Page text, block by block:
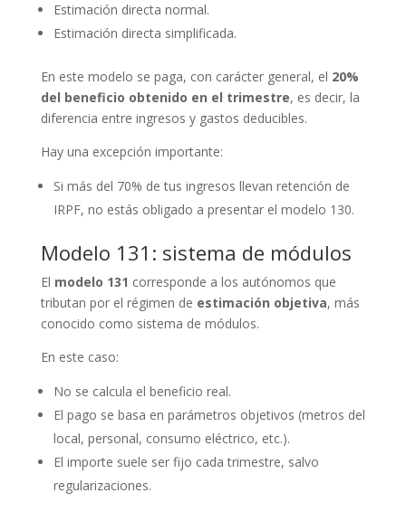
Estimación directa normal.
Estimación directa simplificada.
En este modelo se paga, con carácter general, el 20%
del beneficio obtenido en el trimestre, es decir, la
diferencia entre ingresos y gastos deducibles.
Hay una excepción importante:
Si más del 70% de tus ingresos llevan retención de
IRPF, no estás obligado a presentar el modelo 130.
Modelo 131: sistema de módulos
El modelo 131 corresponde a los autónomos que
tributan por el régimen de estimación objetiva, más
conocido como sistema de módulos.
En este caso:
No se calcula el beneficio real.
El pago se basa en parámetros objetivos (metros del
local, personal, consumo eléctrico, etc.).
El importe suele ser fijo cada trimestre, salvo
regularizaciones.